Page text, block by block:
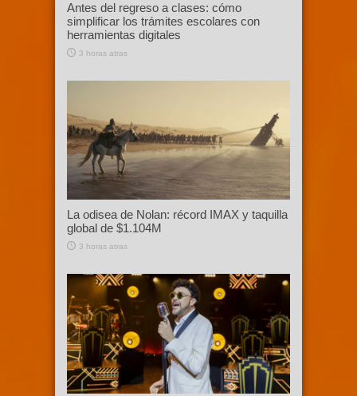
Antes del regreso a clases: cómo
simplificar los trámites escolares con
herramientas digitales
3 horas atras
La odisea de Nolan: récord IMAX y taquilla
global de $1.104M
3 horas atras